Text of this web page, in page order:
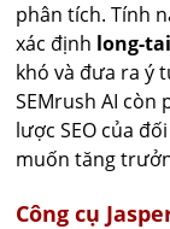
phân tích. Tính
xác định long-
khó và đưa ra ý
SEMrush AI còn
lược SEO của
muốn tăng
Công cụ